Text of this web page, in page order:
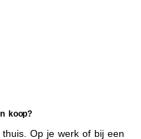
koop?
thuis. Op je werk of bij een